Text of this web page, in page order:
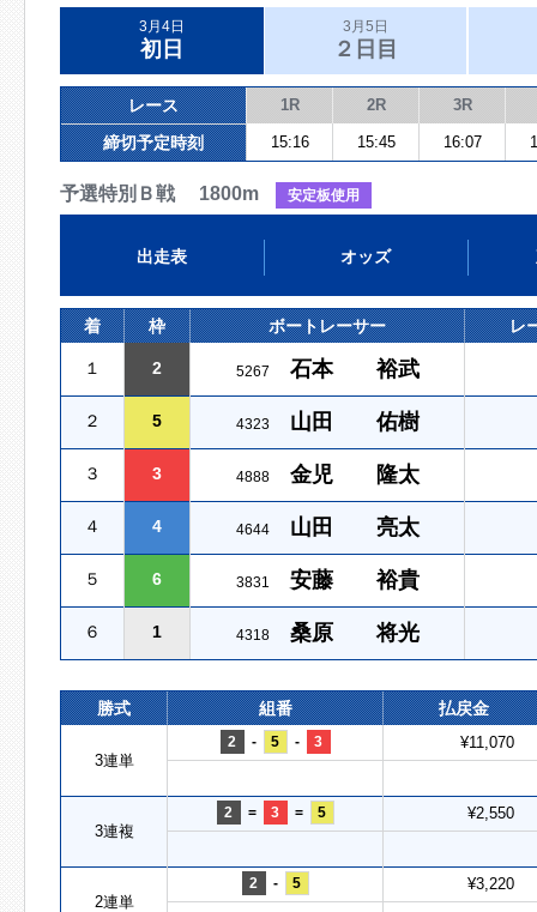
3月4日
初日
3月5日
２日目
レース 1R 2R 3R
締切予定時刻 15:16 15:45 16:07
予選特別Ｂ戦 1800m 安定板使用
出走表 オッズ
着 枠 ボートレーサー レ
１ 2 5267 石本 裕武
２ 5 4323 山田 佑樹
３ 3 4888 金児 隆太
４ 4 4644 山田 亮太
５ 6 3831 安藤 裕貴
６ 1 4318 桑原 将光
勝式 組番 払戻金
3連単
2 - 5 - 3 ¥11,070
3連複
2 = 3 = 5 ¥2,550
2連単
2 - 5 ¥3,220